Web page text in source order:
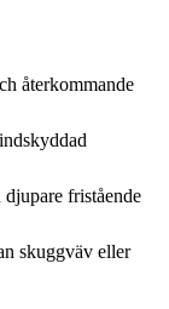
återkommande
fristående
skuggväv eller